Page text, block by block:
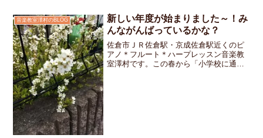
音楽教室澤村のBLOG
新しい年度が始まりました～！み
んながんばっているかな？
佐倉市ＪＲ佐倉駅・京成佐倉駅近くのピ
アノ＊フルート＊ハープレッスン音楽教
室澤村です。この春から「小学校に通う